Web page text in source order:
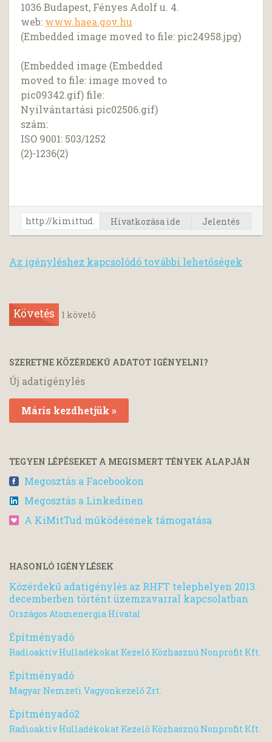
1036 Budapest, Fényes Adolf u. 4.
web: www.haea.gov.hu
(Embedded image moved to file: pic24958.jpg)
(Embedded image (Embedded
moved to file: image moved to
pic09342.gif) file:
Nyilvántartási pic02506.gif)
szám:
ISO 9001: 503/1252
(2)-1236(2)
Hivatkozása ide Jelentés
Az igényléshez kapcsolódó további lehetőségek
Követés 1 követő
SZERETNE KÖZÉRDEKŰ ADATOT IGÉNYELNI?
Új adatigénylés
Máris kezdhetjük »
TEGYEN LÉPÉSEKET A MEGISMERT TÉNYEK ALAPJÁN
Megosztás a Facebookon
Megosztás a Linkedinen
A KiMitTud működésének támogatása
HASONLÓ IGÉNYLÉSEK
Közérdekű adatigénylés az RHFT telephelyen 2013.
decemberben történt üzemzavarral kapcsolatban
Országos Atomenergia Hivatal
Építményadó
Radioaktív Hulladékokat Kezelő Közhasznú Nonprofit Kft.
Építményadó
Magyar Nemzeti Vagyonkezelő Zrt.
Építményadó2
Radioaktív Hulladékokat Kezelő Közhasznú Nonprofit Kft.